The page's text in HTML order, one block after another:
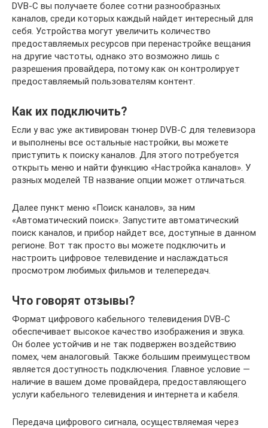
DVB-C вы получаете более сотни разнообразных
каналов, среди которых каждый найдет интересный для
себя. Устройства могут увеличить количество
предоставляемых ресурсов при перенастройке вещания
на другие частоты, однако это возможно лишь с
разрешения провайдера, потому как он контролирует
предоставляемый пользователям контент.
Как их подключить?
Если у вас уже активирован тюнер DVB-C для телевизора
и выполнены все остальные настройки, вы можете
приступить к поиску каналов. Для этого потребуется
открыть меню и найти функцию «Настройка каналов». У
разных моделей ТВ название опции может отличаться.
Далее пункт меню «Поиск каналов», за ним
«Автоматический поиск». Запустите автоматический
поиск каналов, и прибор найдет все, доступные в данном
регионе. Вот так просто вы можете подключить и
настроить цифровое телевидение и наслаждаться
просмотром любимых фильмов и телепередач.
Что говорят отзывы?
Формат цифрового кабельного телевидения DVB-C
обеспечивает высокое качество изображения и звука.
Он более устойчив и не так подвержен воздействию
помех, чем аналоговый. Также большим преимуществом
является доступность подключения. Главное условие —
наличие в вашем доме провайдера, предоставляющего
услуги кабельного телевидения и интернета и кабеля.
Передача цифрового сигнала, осуществляемая через